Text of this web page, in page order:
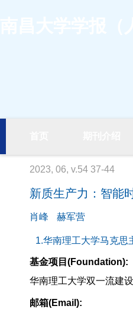
2023, 06, v.54 37-44
新质生产力：智能
肖峰 赫军营
1.华南理工大学马克思
基金项目(Foundation):
华南理工大学双一流建
邮箱(Email):